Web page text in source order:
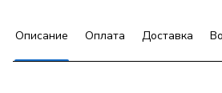
Описание Оплата Доставка